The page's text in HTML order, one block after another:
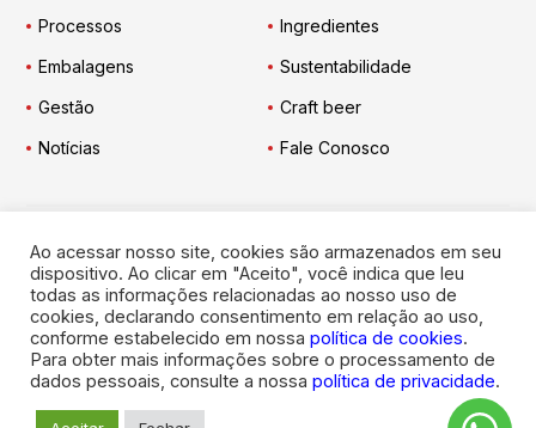
Processos
Ingredientes
Embalagens
Sustentabilidade
Gestão
Craft beer
Notícias
Fale Conosco
Engarrafador Moderno nas Redes:
. Todos os direitos reservados.
Ao acessar nosso site, cookies são armazenados em seu
dispositivo. Ao clicar em "Aceito", você indica que leu
todas as informações relacionadas ao nosso uso de
cookies, declarando consentimento em relação ao uso,
conforme estabelecido em nossa política de cookies.
Para obter mais informações sobre o processamento de
dados pessoais, consulte a nossa política de privacidade.